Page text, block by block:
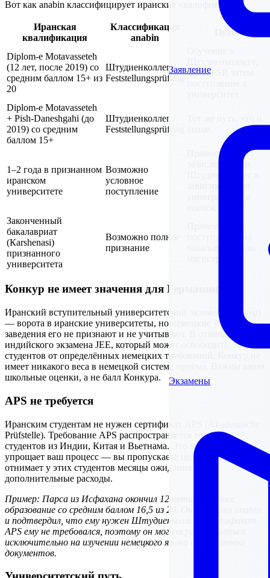
Заявление
Экзамены
Вот как anabin классифицирует иранские квалификации:
Иранская
квалификация
Классификация
anabin
Путь
Diplom-e Motavasseteh
(12 лет, после 2019) со
средним баллом 15+ из
20
Штудиенколлег /
Feststellungsprüfung
сдача FSP, затем
Diplom-e Motavasseteh
+ Pish-Daneshgahi (до
2019) со средним
баллом 15+
Штудиенколлег /
Feststellungsprüfung
1–2 года в признанном
иранском
университете
Возможно
условное
поступление
зачисление или
Законченный
бакалавриат
(Кarshenasi)
признанного
университета
Возможно полное
признание
Конкур не имеет значения для Германии
Иранский вступительный университетский экзамен (Конкур)
— ворота в иранские университеты, но немецкие учебные
заведения его не признают и не учитывают. В отличие от
индийского экзамена JEE, который может освободить
студентов от определённых немецких требований, Конкур не
имеет никакого веса в немецкой системе приёма. Важны ваши
школьные оценки, а не балл Конкура.
APS не требуется
Иранским студентам не нужен сертификат APS (Akademische
Prüfstelle). Требование APS распространяется только на
студентов из Индии, Китая и Вьетнама. Это значительно
упрощает ваш процесс — вы пропускаете целый шаг, который
отнимает у этих студентов месяцы ожидания и
дополнительные расходы.
Пример: Парса из Исфахана окончил 12-летнее среднее
образование со средним баллом 16,5 из 20. Он проверил anabin
и подтвердил, что ему нужен Штудиенколлег. Сертификат
APS ему не требовался, поэтому он мог сосредоточиться
исключительно на изучении немецкого языка и подготовке
документов.